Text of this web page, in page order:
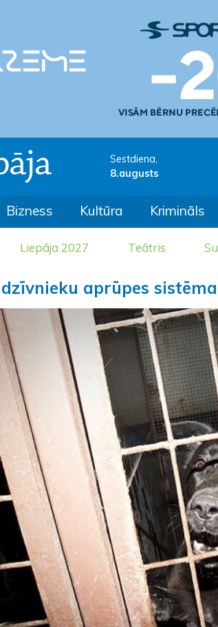
Sestdiena,
8.augusts
Bizness Kultūra Krimināls
Liepāja 2027 Teātris
aprūpes